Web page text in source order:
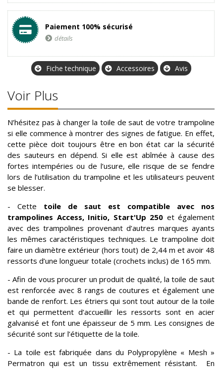
Paiement 100% sécurisé
détails
Fiche technique Accessoires Avis
Voir Plus
N’hésitez pas à changer la toile de saut de votre trampoline
si elle commence à montrer des signes de fatigue. En effet,
cette pièce doit toujours être en bon état car la sécurité
des sauteurs en dépend. Si elle est abîmée à cause des
fortes intempéries ou de l’usure, elle risque de se fendre
lors de l’utilisation du trampoline et les utilisateurs peuvent
se blesser.
- Cette toile de saut est compatible avec nos
trampolines Access, Initio, Start'Up 250 et également
avec des trampolines provenant d’autres marques ayants
les mêmes caractéristiques techniques. Le trampoline doit
faire un diamètre extérieur (hors tout) de 2,44 m et avoir 48
ressorts d’une longueur totale (crochets inclus) de 165 mm.
- Afin de vous procurer un produit de qualité, la toile de saut
est renforcée avec 8 rangs de coutures et également une
bande de renfort. Les étriers qui sont tout autour de la toile
et qui permettent d’accueillir les ressorts sont en acier
galvanisé et font une épaisseur de 5 mm. Les consignes de
sécurité sont sur l’étiquette de la toile.
- La toile est fabriquée dans du Polypropylène « Mesh »
Permatron qui est un tissu extrêmement résistant. En